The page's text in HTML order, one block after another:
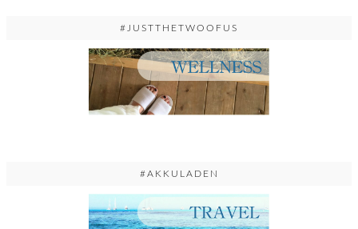
#JUSTTHETWOOFUS
#AKKULADEN